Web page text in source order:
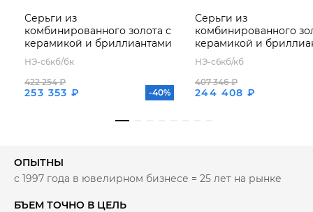
Серьги из
комбинированного золота с
керамикой и бриллиантами
НЭ-с6кб/бк
253 353 ₽
422 254 ₽
-40%
Серьги из
комбинированного
керамикой и
НЭ-с6кб/кб
244 408 ₽
407 346 ₽
ОПЫТНЫ
с 1997 года в ювелирном бизнесе = 25 лет на рынке
БЪЕМ ТОЧНО В ЦЕЛЬ